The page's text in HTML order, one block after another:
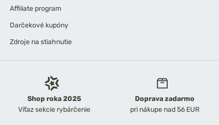
Shop roka 2025
Víťaz sekcie rybárčenie
Doprava zadarmo
pri nákupe nad 56 EUR
Affiliate program
Darčekové kupóny
Zdroje na stiahnutie